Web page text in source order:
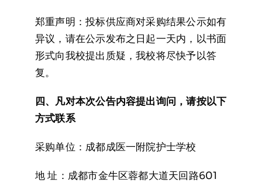
郑重声明：投标供应商对采购结果公示如有
异议，请在公示发布之日起一天内，以书面
形式向我校提出质疑，我校将尽快予以答
复。
四、凡对本次公告内容提出询问，请按以下
方式联系
采购单位：成都成医一附院护士学校
地 址：成都市金牛区蓉都大道天回路601